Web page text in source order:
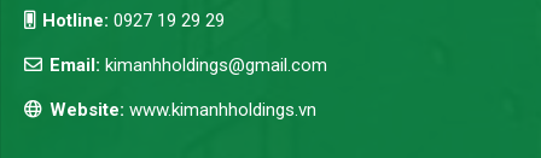
Hotline: 0927 19 29 29
Email: kimanhholdings@gmail.com
Website: www.kimanhholdings.vn